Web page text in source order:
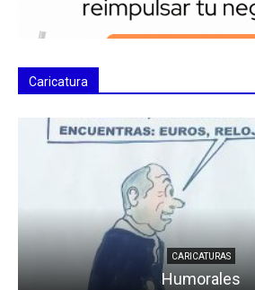
Caricatura
CARICATURAS
Humorales